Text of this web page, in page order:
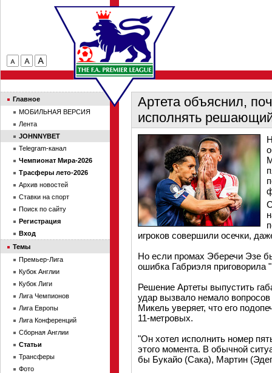
Артета объяснил,
исполнять
игроков совершили осечки,
Но если промах Эберечи Эзе
ошибка Габриэля приговорила
Решение Артеты выпустить
удар вызвало немало
Микель уверяет, что его
11-метровых.
"Он хотел исполнить номер
этого момента. В обычной
бы Букайо (Сака), Мартин
Главное
МОБИЛЬНАЯ ВЕРСИЯ
Лента
JOHNNYBET
Telegram-канал
Чемпионат Мира-2026
Трасферы лето-2026
Архив новостей
Ставки на спорт
Поиск по сайту
Регистрация
Вход
Темы
Премьер-Лига
Кубок Англии
Кубок Лиги
Лига Чемпионов
Лига Европы
Лига Конференций
Сборная Англии
Статьи
Трансферы
Фото